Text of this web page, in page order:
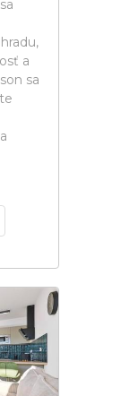
a
sa